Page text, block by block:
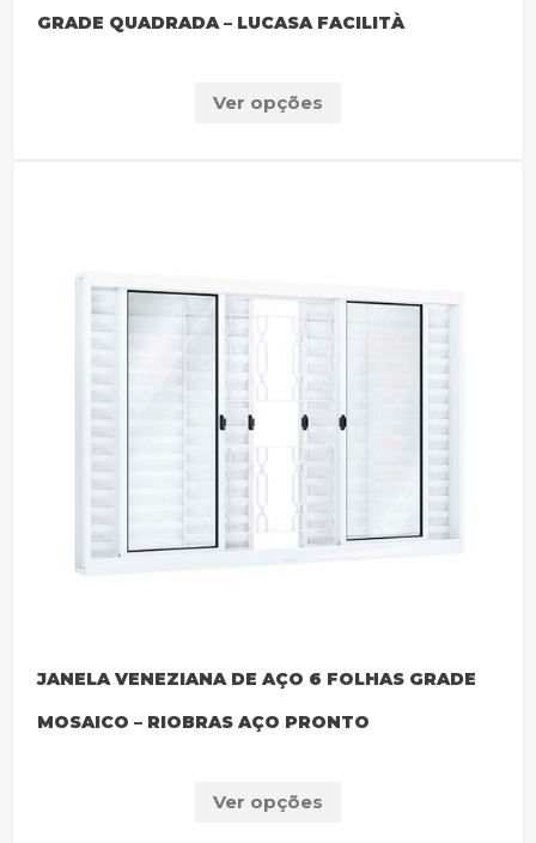
GRADE QUADRADA – LUCASA FACILITÀ
Ver opções
JANELA VENEZIANA DE AÇO 6 FOLHAS GRADE
MOSAICO – RIOBRAS AÇO PRONTO
Ver opções